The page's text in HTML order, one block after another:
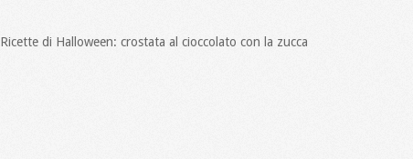
Ricette di Halloween: crostata al cioccolato con la zucca